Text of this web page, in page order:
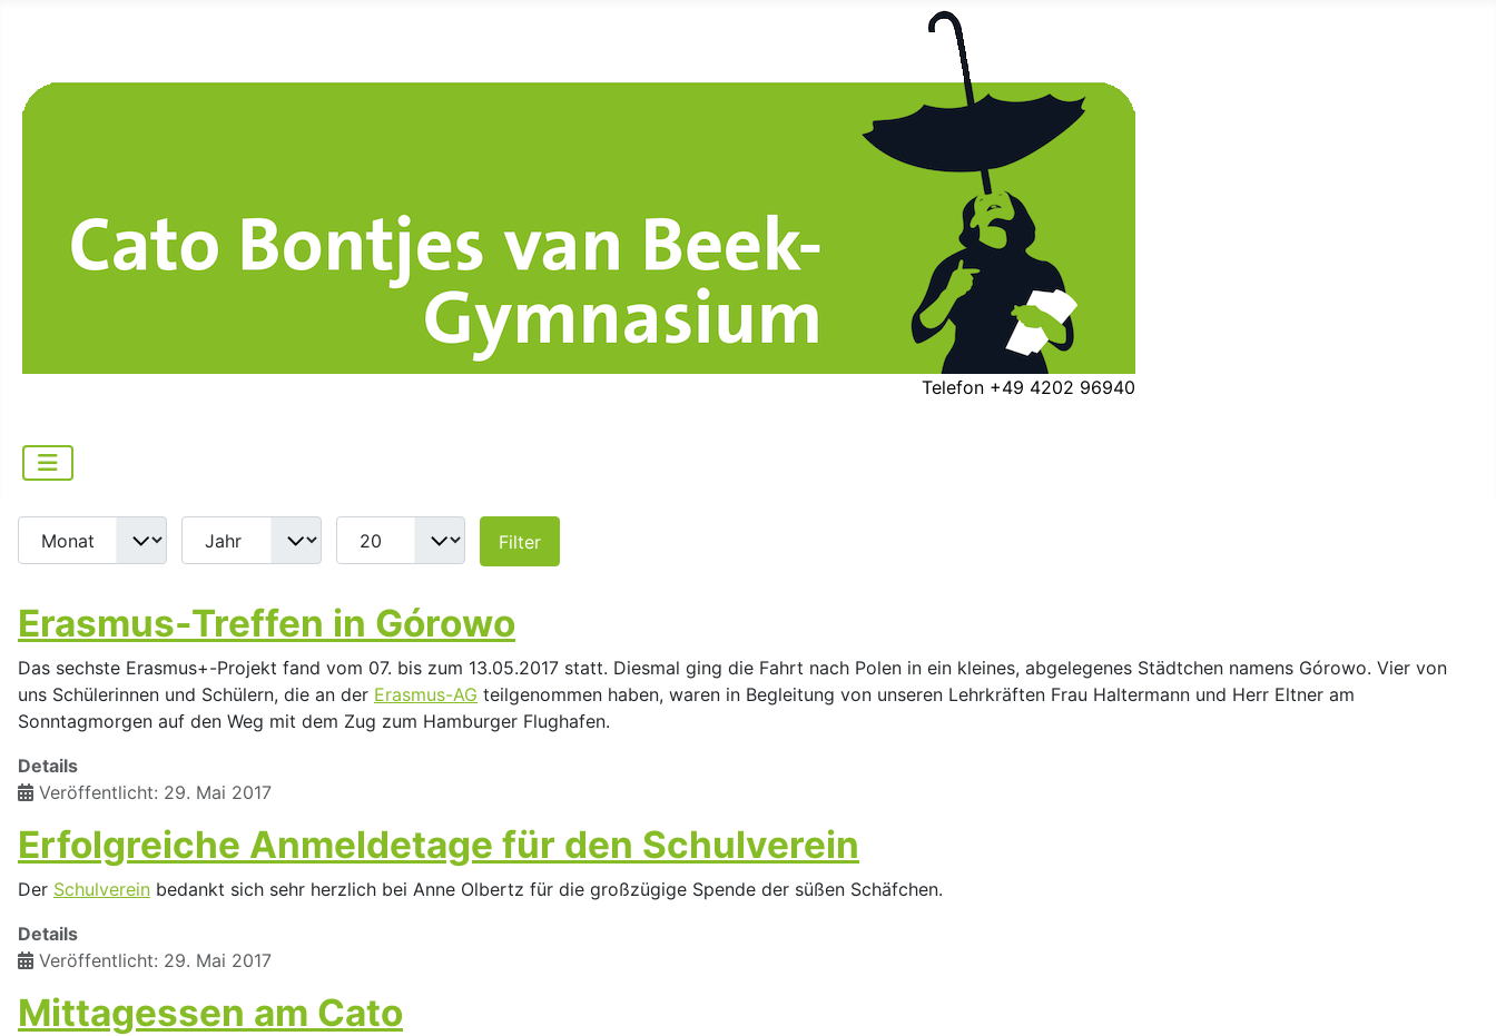
Telefon +49 4202 96940
Filter
Erasmus-Treffen in Górowo
Das sechste Erasmus+-Projekt fand vom 07. bis zum 13.05.2017 statt. Diesmal ging die Fahrt nach Polen in ein kleines, abgelegenes Städtchen namens Górowo. Vier von
uns Schülerinnen und Schülern, die an der Erasmus-AG teilgenommen haben, waren in Begleitung von unseren Lehrkräften Frau Haltermann und Herr Eltner am
Sonntagmorgen auf den Weg mit dem Zug zum Hamburger Flughafen.
Details
Veröffentlicht: 29. Mai 2017
Erfolgreiche Anmeldetage für den Schulverein
Der Schulverein bedankt sich sehr herzlich bei Anne Olbertz für die großzügige Spende der süßen Schäfchen.
Details
Veröffentlicht: 29. Mai 2017
Mittagessen am Cato